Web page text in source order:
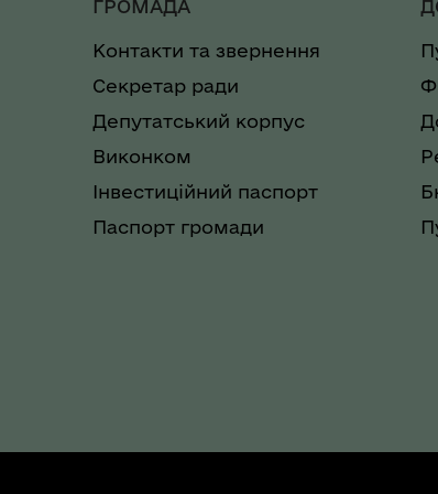
ГРОМАДА
Контакти та звернення
Секретар ради
Депутатський корпус
Виконком
Інвестиційний паспорт
Паспорт громади